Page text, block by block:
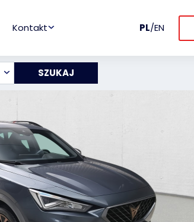
Kontakt PL/EN